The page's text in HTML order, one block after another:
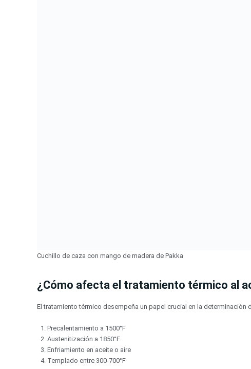
Cuchillo de caza con mango de madera de Pakka
¿Cómo afecta el tratamiento térmico al
El tratamiento térmico desempeña un papel crucial en la
Precalentamiento a 1500°F
Austenitización a 1850°F
Enfriamiento en aceite o aire
Templado entre 300-700°F